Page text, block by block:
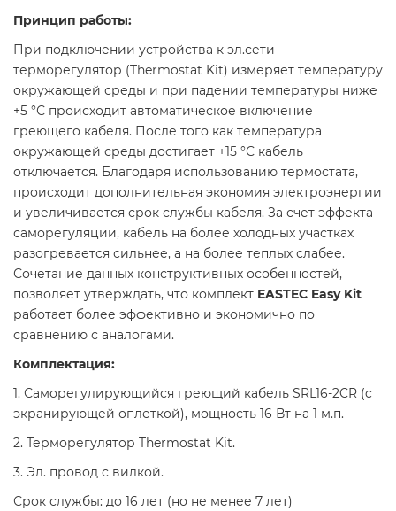
Принцип работы:
При подключении устройства к эл.сети
терморегулятор (Thermostat Kit) измеряет температуру
окружающей среды и при падении температуры ниже
+5 °С происходит автоматическое включение
греющего кабеля. После того как температура
окружающей среды достигает +15 °С кабель
отключается. Благодаря использованию термостата,
происходит дополнительная экономия электроэнергии
и увеличивается срок службы кабеля. За счет эффекта
саморегуляции, кабель на более холодных участках
разогревается сильнее, а на более теплых слабее.
Сочетание данных конструктивных особенностей,
позволяет утверждать, что комплект EASTEC Easy Kit
работает более эффективно и экономично по
сравнению с аналогами.
Комплектация:
1. Саморегулирующийся греющий кабель SRL16-2CR (c
экранирующей оплеткой), мощность 16 Вт на 1 м.п.
2. Терморегулятор Thermostat Kit.
3. Эл. провод с вилкой.
Срок службы: до 16 лет (но не менее 7 лет)